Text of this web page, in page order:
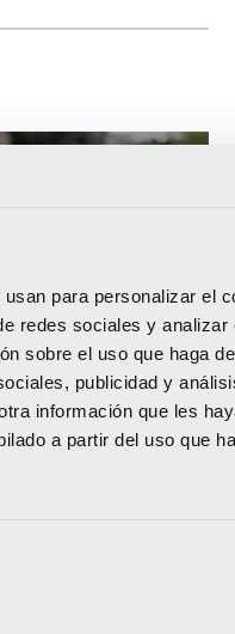
para personalizar el
redes sociales y analizar
sobre el uso que haga
publicidad y
información que les
a partir del uso que
en el
del Medio